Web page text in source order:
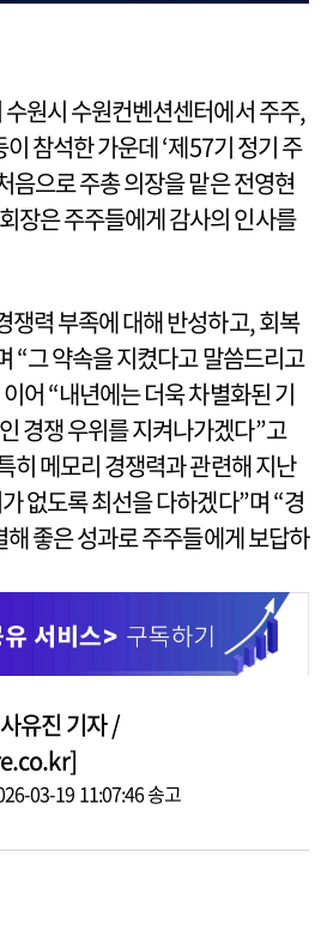
원시 수원컨벤션센터에서 주주,
참석한 가운데 ‘제57기 정기 주
음으로 주총 의장을 맡은 전영현
장은 주주들에게 감사의 인사를
쟁력 부족에 대해 반성하고, 회복
“그 약속을 지켰다고 말씀드리고
어 “내년에는 더욱 차별화된 기
경쟁 우위를 지켜나가겠다”고
히 메모리 경쟁력과 관련해 지난
없도록 최선을 다하겠다”며 “경
좋은 성과로 주주들에게 보답하
유진 기자 /
03-19 11:07:46 송고